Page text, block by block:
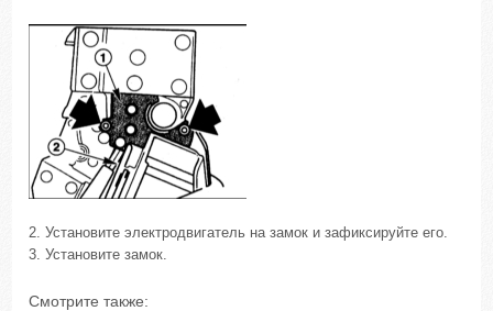
2. Установите электродвигатель на замок и зафиксируйте его.
3. Установите замок.
Смотрите также: